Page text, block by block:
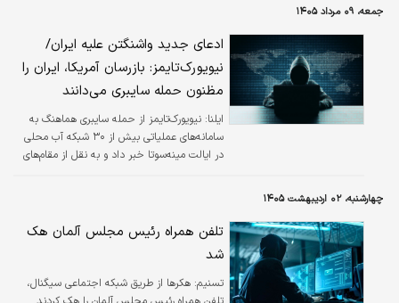
جمعه، ۰۹ مرداد ۱۴۰۵
ادعای جدید واشنگتن علیه ایران/
نیویورک‌تایمز: بازرسان آمریکا، ایران را
مظنون حمله سایبری می‌دانند
ایلنا: نیویورک‌تایمز از حمله سایبری هماهنگ به
سامانه‌های عملیاتی بیش از ۳۰ شبکه آب محلی
در ایالت مینه‌سوتا خبر داد و به نقل از مقام‌های
چهارشنبه، ۰۲ اردیبهشت ۱۴۰۵
تلفن همراه رئیس مجلس آلمان هک
شد
تسنیم: هکرها از طریق شبکه اجتماعی سیگنال،